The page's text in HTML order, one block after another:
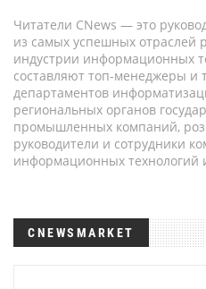
Читатели CNews — это
из самых успешных отраслей
индустрии информационных
составляют топ-менеджеры и
департаментов
региональных органов
промышленных компаний,
руководители и сотрудники
информационных технологий
CNEWSMARKET